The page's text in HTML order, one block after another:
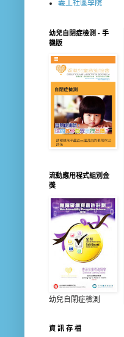
義工社區學院
幼兒自閉症檢測 - 手
機版
流動應用程式組別金
獎
幼兒自閉症檢測
資 訊 存 檔